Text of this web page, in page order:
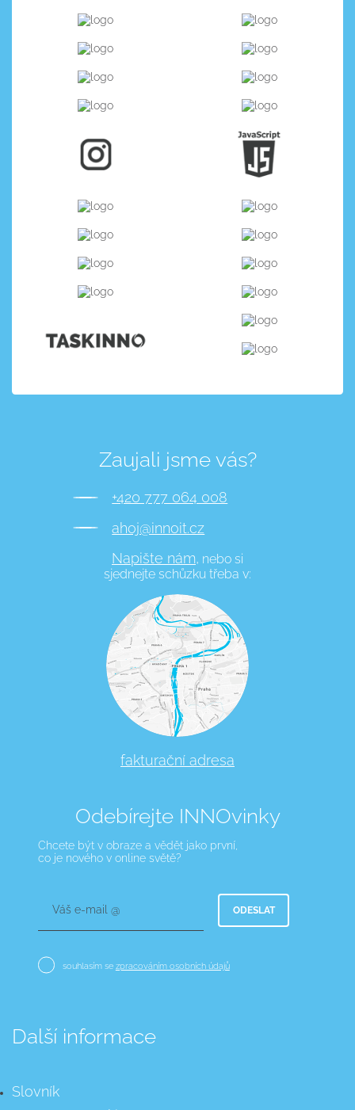
Zaujali jsme vás?
+420 777 064 008
ahoj@innoit.cz
Napište nám, nebo si
sjednejte schůzku třeba v:
fakturační adresa
Další informace
Slovník
Odebírejte INNOvinky
Chcete být v obraze a vědět jako první,
co je nového v online světě?
Váš e-mail @ ODESLAT
souhlasím se zpracováním osobních údajů